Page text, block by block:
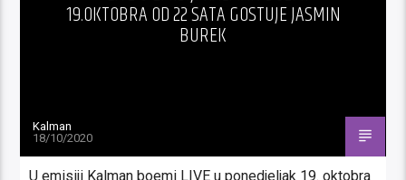
19.OKTOBRA OD 22 SATA GOSTUJE JASMIN
BUREK
Kalman
18/10/2020
U emisiji Kalman boemi LIVE u ponedjeljak 19. oktobra